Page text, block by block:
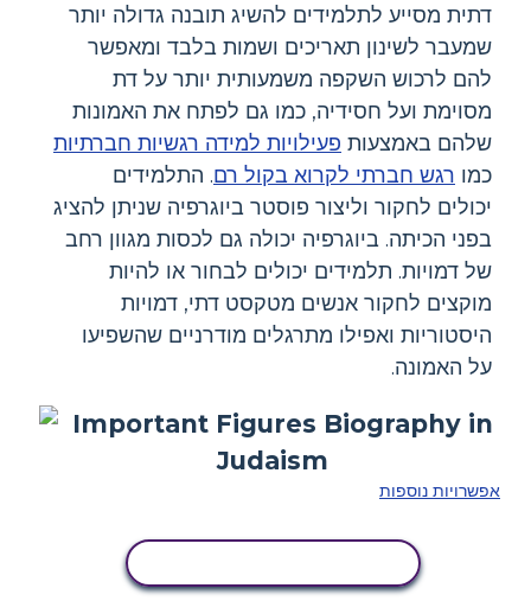
דתית מסייע לתלמידים להשיג תובנה גדולה יותר
שמעבר לשינון תאריכים ושמות בלבד ומאפשר
להם לרכוש השקפה משמעותית יותר על דת
מסוימת ועל חסידיה, כמו גם לפתח את האמונות
שלהם באמצעות פעילויות למידה רגשיות חברתיות
כמו רגש חברתי לקרוא בקול רם. התלמידים
יכולים לחקור וליצור פוסטר ביוגרפיה שניתן להציג
בפני הכיתה. ביוגרפיה יכולה גם לכסות מגוון רחב
של דמויות. תלמידים יכולים לבחור או להיות
מוקצים לחקור אנשים מטקסט דתי, דמויות
היסטוריות ואפילו מתרגלים מודרניים שהשפיעו
על האמונה.
אפשרויות נוספות